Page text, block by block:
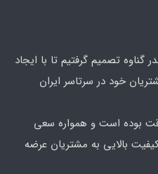
تصمیم گرفتیم تا با ایجاد
خود در سرتاسر ایران
بوده است و همواره سعی
بالایی به مشتریان عرضه